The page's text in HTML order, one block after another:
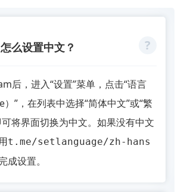
么设置中文？
后，进入“设置”菜单，点击“语言
）”，在列表中选择“简体中文”或“繁
将界面切换为中文。如果没有中文
t.me/setlanguage/zh-hans
成设置。